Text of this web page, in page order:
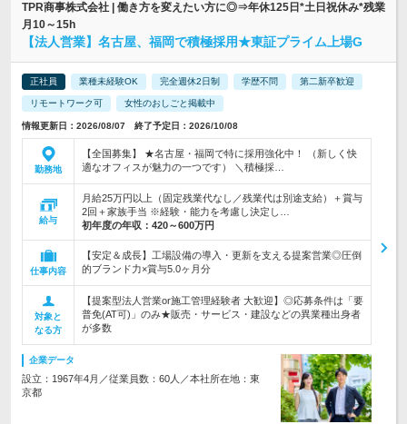
TPR商事株式会社 | 働き方を変えたい方に◎⇒年休125日*土日祝休み*残業
月10～15h
【法人営業】名古屋、福岡で積極採用★東証プライム上場G
正社員 業種未経験OK 完全週休2日制 学歴不問 第二新卒歓迎
リモートワーク可 女性のおしごと掲載中
情報更新日：2026/08/07 終了予定日：2026/10/08
勤務地
【全国募集】 ★名古屋・福岡で特に採用強化中！ （新しく快
適なオフィスが魅力の一つです） ＼積極採…
給与
月給25万円以上（固定残業代なし／残業代は別途支給）＋賞与
2回＋家族手当 ※経験・能力を考慮し決定し…
初年度の年収： 420～600万円
仕事内容
【安定＆成長】工場設備の導入・更新を支える提案営業◎圧倒
的ブランド力×賞与5.0ヶ月分
対象と
なる方
【提案型法人営業or施工管理経験者 大歓迎】◎応募条件は「要
普免(AT可)」のみ★販売・サービス・建設などの異業種出身者
が多数
企業データ
設立：1967年4月／従業員数：60人／本社所在地：東
京都